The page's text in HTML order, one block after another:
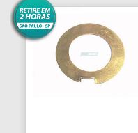
Bandejas
Banjo
Barra De Torção